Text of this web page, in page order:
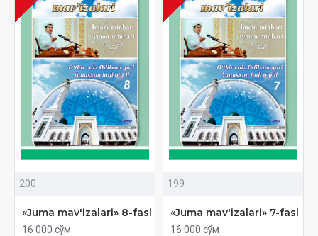
200
«Juma mav'izalari» 8-fasl
16 000 сўм
199
«Juma mav'izalari» 7-fasl
16 000 сўм